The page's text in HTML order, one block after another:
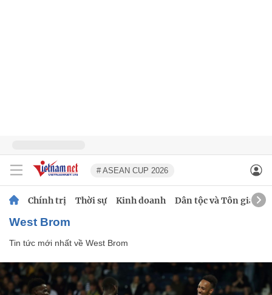
# ASEAN CUP 2026
Chính trị Thời sự Kinh doanh Dân tộc và Tôn giáo
West Brom
Tin tức mới nhất về West Brom